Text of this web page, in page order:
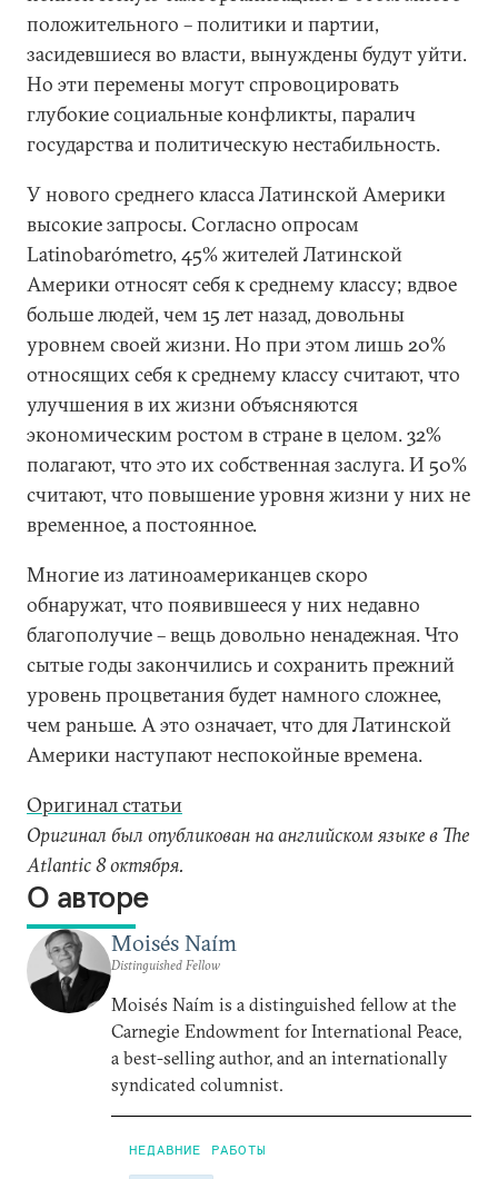
положительного – политики и партии,
засидевшиеся во власти, вынуждены будут уйти.
Но эти перемены могут спровоцировать
глубокие социальные конфликты, паралич
государства и политическую нестабильность.
У нового среднего класса Латинской Америки
высокие запросы. Согласно опросам
Latinobarómetro, 45% жителей Латинской
Америки относят себя к среднему классу; вдвое
больше людей, чем 15 лет назад, довольны
уровнем своей жизни. Но при этом лишь 20%
относящих себя к среднему классу считают, что
улучшения в их жизни объясняются
экономическим ростом в стране в целом. 32%
полагают, что это их собственная заслуга. И 50%
считают, что повышение уровня жизни у них не
временное, а постоянное.
Многие из латиноамериканцев скоро
обнаружат, что появившееся у них недавно
благополучие – вещь довольно ненадежная. Что
сытые годы закончились и сохранить прежний
уровень процветания будет намного сложнее,
чем раньше. А это означает, что для Латинской
Америки наступают неспокойные времена.
Оригинал статьи
Оригинал был опубликован на английском языке в The
Atlantic 8 октября.
О авторе
Moisés Naím
Distinguished Fellow
Moisés Naím is a distinguished fellow at the
Carnegie Endowment for International Peace,
a best-selling author, and an internationally
syndicated columnist.
НЕДАВНИЕ РАБОТЫ